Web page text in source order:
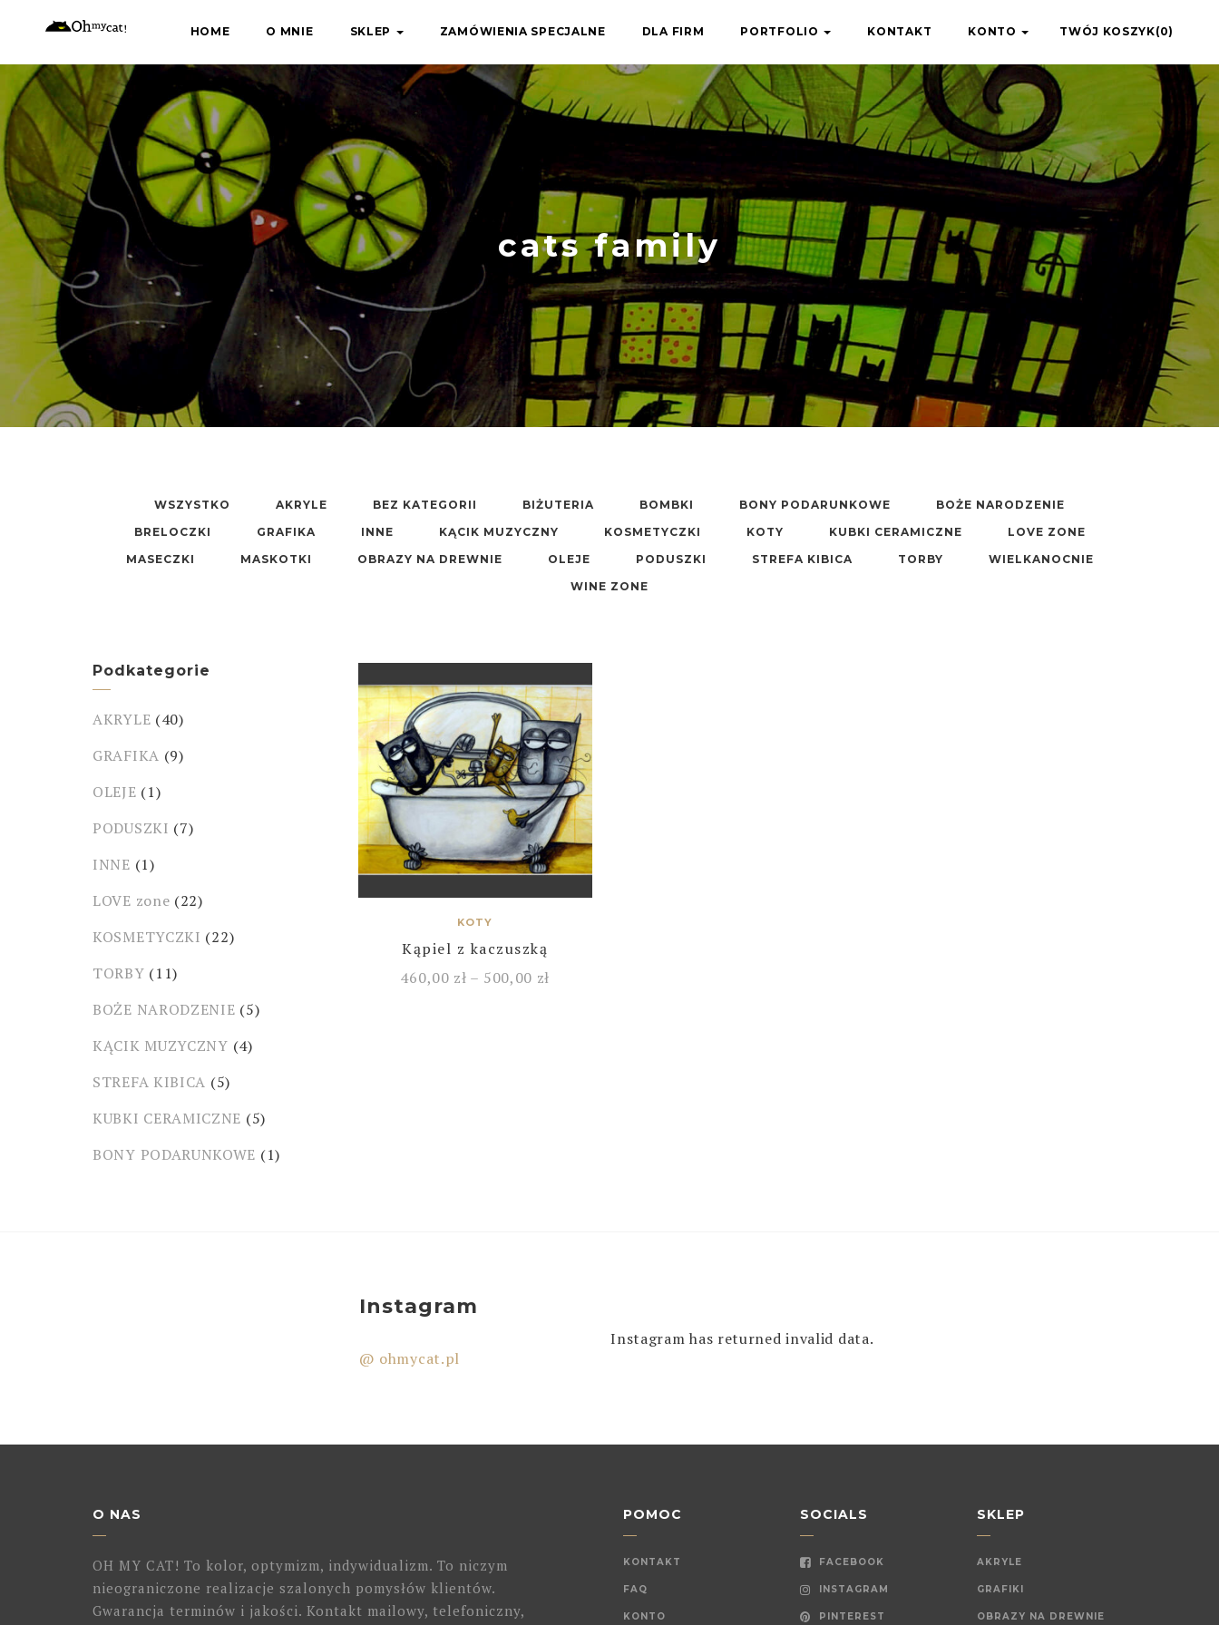
content
HOME O MNIE SKLEP ZAMÓWIENIA SPECJALNE DLA FIRM PORTFOLIO KONTAKT KONTO TWÓJ KOSZYK(0)
cats family
WSZYSTKO AKRYLE BEZ KATEGORII BIŻUTERIA BOMBKI BONY PODARUNKOWE
BOŻE NARODZENIE
BRELOCZKI
GRAFIKA INNE KĄCIK MUZYCZNY KOSMETYCZKI KOTY KUBKI CERAMICZNE
LOVE ZONE
MASECZKI
MASKOTKI OBRAZY NA DREWNIE OLEJE PODUSZKI STREFA KIBICA TORBY
WIELKANOCNIE
WINE ZONE
KOTY
Kąpiel z kaczuszką
460,00 zł – 500,00 zł
Podkategorie
AKRYLE (40)
GRAFIKA (9)
OLEJE (1)
PODUSZKI (7)
INNE (1)
LOVE zone (22)
KOSMETYCZKI (22)
TORBY (11)
BOŻE NARODZENIE (5)
KĄCIK MUZYCZNY (4)
STREFA KIBICA (5)
KUBKI CERAMICZNE (5)
BONY PODARUNKOWE (1)
Instagram
@ ohmycat.pl
Instagram has returned invalid data.
O NAS
OH MY CAT! To kolor, optymizm, indywidualizm. To niczym
nieograniczone realizacje szalonych pomysłów klientów.
Gwarancja terminów i jakości. Kontakt mailowy, telefoniczny,
POMOC
KONTAKT
FAQ
KONTO
SOCIALS
FACEBOOK
INSTAGRAM
PINTEREST
SKLEP
AKRYLE
GRAFIKI
OBRAZY NA DREWNIE